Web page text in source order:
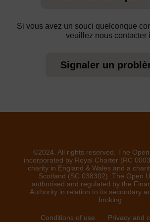
Si vous avez un souci quelconque
veuillez nous contacter
Signaler un
©2024. All rights reserved. The
incorporated by Royal Charter (RC
charity in England & Wales and a
Scotland (SC 038302). The Open
authorised and regulated by the
Authority in relation to its secondary
broking.
Conditions of use Privacy and